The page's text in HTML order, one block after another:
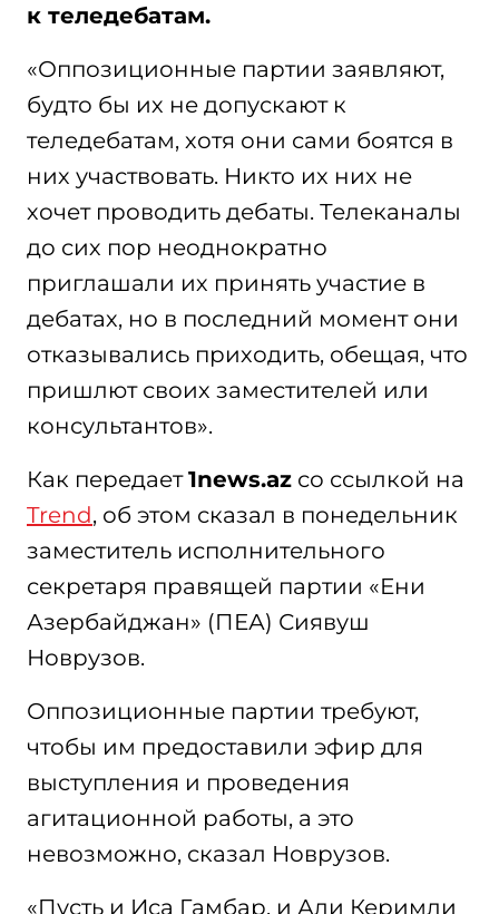
к теледебатам.
«Оппозиционные партии заявляют,
будто бы их не допускают к
теледебатам, хотя они сами боятся в
них участвовать. Никто их них не
хочет проводить дебаты. Телеканалы
до сих пор неоднократно
приглашали их принять участие в
дебатах, но в последний момент они
отказывались приходить, обещая, что
пришлют своих заместителей или
консультантов».
Как передает1news.az со ссылкой на
Trend, об этом сказал в понедельник
заместитель исполнительного
секретаря правящей партии «Ени
Азербайджан» (ПЕА) Сиявуш
Новрузов.
Оппозиционные партии требуют,
чтобы им предоставили эфир для
выступления и проведения
агитационной работы, а это
невозможно, сказал Новрузов.
«Пусть и Иса Гамбар, и Али Керимли